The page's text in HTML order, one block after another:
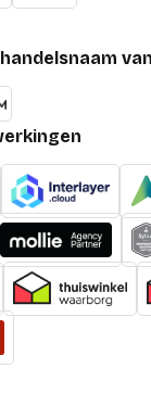
14,200 g
pakket